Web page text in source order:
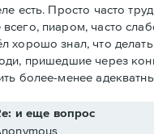
есть. Просто часто
пиаром, часто
хорошо знал, что делать
пришедшие через
более-менее
и еще вопрос